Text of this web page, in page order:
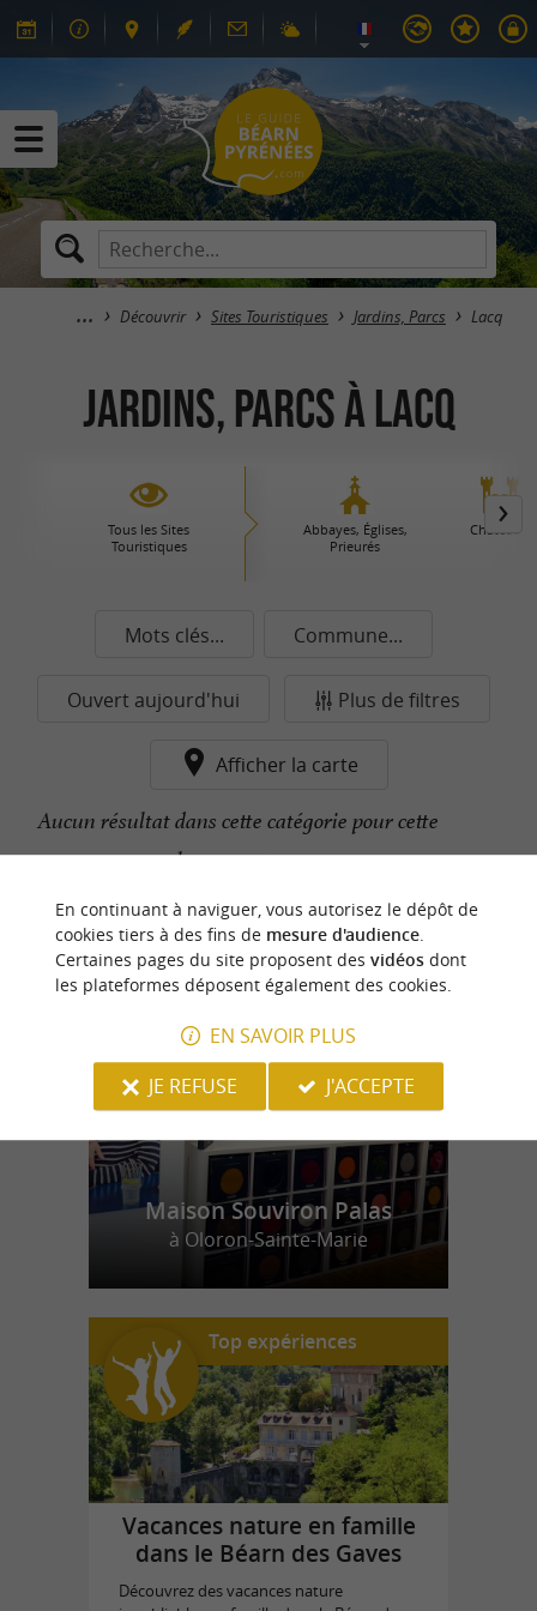
Découvrir Sites Touristiques Jardins, Parcs Lacq
Jardins, Parcs à Lacq
Tous les Sites
Touristiques
Abbayes, Églises,
Prieurés
Châteaux
Mots clés... Commune...
Ouvert aujourd'hui Plus de filtres
Afficher la carte
Aucun résultat dans cette catégorie pour cette
commune pour le moment...
n
o
t
r
e
c
o
u
p
d
e
c
o
e
u
r
Maison Souviron Palas
à Oloron-Sainte-Marie
Top expériences
Vacances nature en famille
dans le Béarn des Gaves
Découvrez des vacances nature
En continuant à naviguer, vous autorisez le dépôt de
cookies tiers à des fins de mesure d'audience.
Certaines pages du site proposent des vidéosdont
les plateformes déposent également des cookies.
EN SAVOIR PLUS
JE REFUSE
J'ACCEPTE